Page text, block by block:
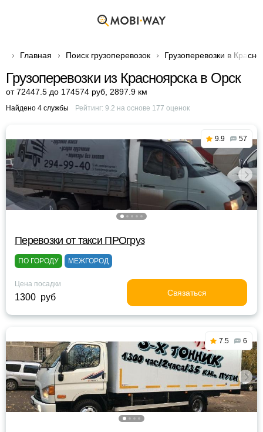
Главная Поиск грузоперевозок Грузоперевозки в
Грузоперевозки из Красноярска в Орск
от 72447.5 до 174574 руб 2897.9 км
Найдено 4 службы Рейтинг: 9.2 на основе 177 оценок
9.9 57
Перевозки от такси ПРОгруз
ПО ГОРОДУ МЕЖГОРОД
Цена посадки
1300 руб Связаться
7.5 6